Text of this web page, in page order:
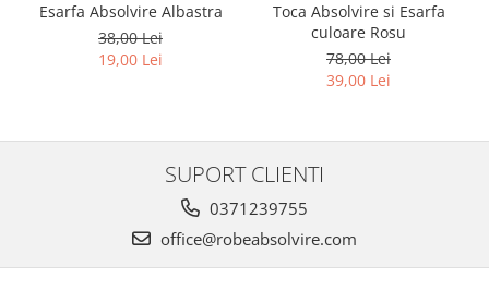
Esarfa Absolvire Albastra
38,00 Lei
19,00 Lei
Toca Absolvire si Esarfa
culoare Rosu
78,00 Lei
39,00 Lei
SUPORT CLIENTI
0371239755
office@robeabsolvire.com